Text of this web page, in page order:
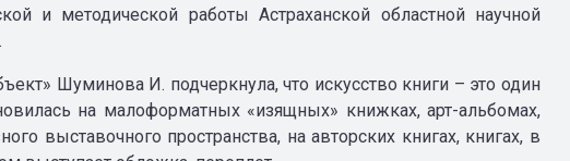
и методической работы Астраханской областной научной
Шуминова И. подчеркнула, что искусство книги – это один
на малоформатных «изящных» книжках, арт-альбомах,
выставочного пространства, на авторских книгах, книгах, в